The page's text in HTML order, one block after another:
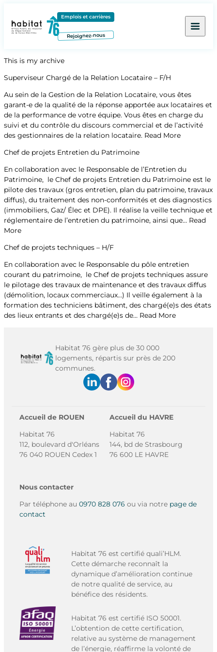
Emplois et carrières
Rejoignez-nous
This is my archive
Superviseur Chargé de la Relation Locataire – F/H
Au sein de la Gestion de la Relation Locataire, vous êtes
garant-e de la qualité de la réponse apportée aux locataires et
de la performance de votre équipe. Vous êtes en charge du
suivi et du contrôle du discours commercial et de l’activité
des gestionnaires de la relation locataire. Read More
Chef de projets Entretien du Patrimoine
En collaboration avec le Responsable de l’Entretien du
Patrimoine, le Chef de projets Entretien du Patrimoine est le
pilote des travaux (gros entretien, plan du patrimoine, travaux
diffus), du traitement des non-conformités et des diagnostics
(immobiliers, Gaz/ Élec et DPE). Il réalise la veille technique et
réglementaire de l’entretien du patrimoine, ainsi que… Read
More
Chef de projets techniques – H/F
En collaboration avec le Responsable du pôle entretien
courant du patrimoine, le Chef de projets techniques assure
le pilotage des travaux de maintenance et des travaux diffus
(démolition, locaux commerciaux…) Il veille également à la
formation des techniciens bâtiment, des chargé(e)s des états
des lieux entrants et des chargé(e)s de… Read More
Habitat 76 gère plus de 30 000
logements, répartis sur près de 200
communes.
Accueil de ROUEN
Habitat 76
112, boulevard d'Orléans
76 040 ROUEN Cedex 1
Accueil du HAVRE
Habitat 76
144, bd de Strasbourg
76 600 LE HAVRE
Nous contacter
Par téléphone au 0970 828 076 ou via notre page de
contact
Habitat 76 est certifié quali’HLM.
Cette démarche reconnaît la
dynamique d’amélioration continue
de notre qualité de service, au
bénéfice des résidents.
Habitat 76 est certifié ISO 50001.
L’obtention de cette certification,
relative au système de management
de l’énergie, réaffirme la volonté de